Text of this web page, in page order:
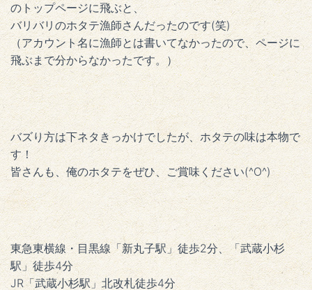
のトップページに飛ぶと、
バリバリのホタテ漁師さんだったのです(笑)
（アカウント名に漁師とは書いてなかったので、ページに
飛ぶまで分からなかったです。）
バズり方は下ネタきっかけでしたが、ホタテの味は本物で
す！
皆さんも、俺のホタテをぜひ、ご賞味ください(^O^)
東急東横線・目黒線「新丸子駅」徒歩2分、「武蔵小杉
駅」徒歩4分
JR「武蔵小杉駅」北改札徒歩4分